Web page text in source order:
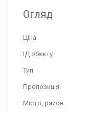
Огляд
Ціна
ІД обєкту
Тип
Пропозиція
Місто, район